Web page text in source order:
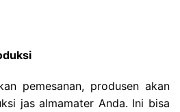
pemesanan, produsen akan
jas almamater Anda. Ini bisa